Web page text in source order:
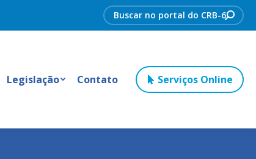
Search:
Legislação Contato Serviços Online